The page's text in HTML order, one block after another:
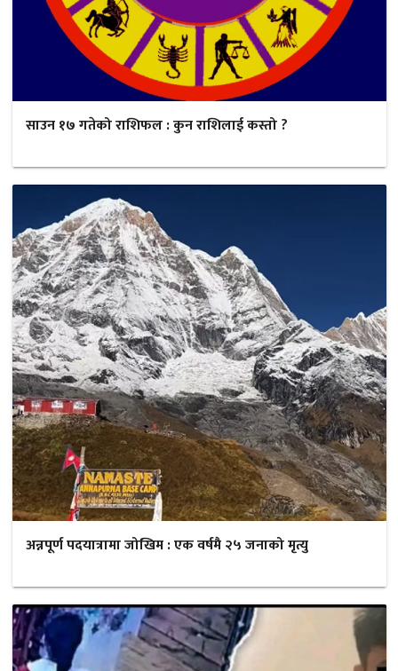
साउन १७ गतेको राशिफल : कुन राशिलाई कस्तो ?
अन्नपूर्ण पदयात्रामा जोखिम : एक वर्षमै २५ जनाको मृत्यु